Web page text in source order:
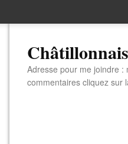
Adresse pour me joindre :
commentaires cliquez sur